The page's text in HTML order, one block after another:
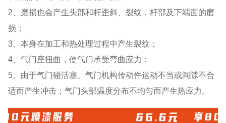
2、磨损也会产生头部和杆歪斜、裂纹，杆部及下端面的磨
损；
3、本身在加工和热处理过程中产生裂纹；
4、气门座扭曲，使气门承受弯曲应力；
5、由于气门碰活塞、气门机构传动件运动不当或间隙不合
适而产生冲击；气门头部温度分布不均匀而产生热应力。